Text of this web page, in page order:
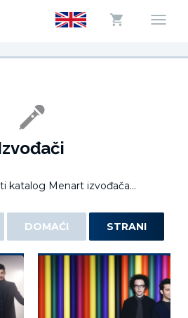
katalog Menart izvođača...
DOMAĆI STRANI